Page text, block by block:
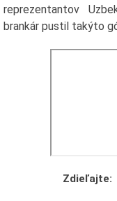
reprezentantov
brankár pustil takýto
Zdieľajte: